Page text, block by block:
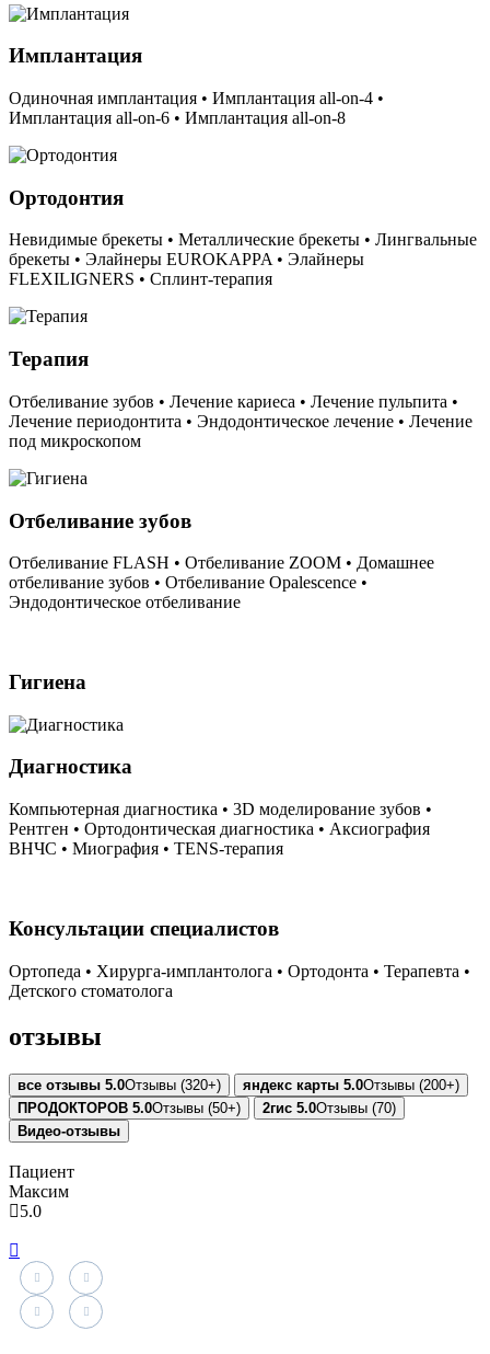
Имплантация
Одиночная имплантация • Имплантация all-on-4 •
Имплантация all-on-6 • Имплантация all-on-8
Ортодонтия
Невидимые брекеты • Металлические брекеты • Лингвальные
брекеты • Элайнеры EUROKAPPA • Элайнеры
FLEXILIGNERS • Сплинт-терапия
Терапия
Отбеливание зубов • Лечение кариеса • Лечение пульпита •
Лечение периодонтита • Эндодонтическое лечение • Лечение
под микроскопом
Отбеливание зубов
Отбеливание FLASH • Отбеливание ZOOM • Домашнее
отбеливание зубов • Отбеливание Opalescence •
Эндодонтическое отбеливание
Гигиена
Диагностика
Компьютерная диагностика • 3D моделирование зубов •
Рентген • Ортодонтическая диагностика • Аксиография
ВНЧС • Миография • TENS-терапия
Консультации специалистов
Ортопеда • Хирурга-имплантолога • Ортодонта • Терапевта •
Детского стоматолога
отзывы
все отзывы 5.0Отзывы (320+) яндекс карты 5.0Отзывы (200+)
ПРОДОКТОРОВ 5.0Отзывы (50+) 2гис 5.0Отзывы (70)
Видео-отзывы
Пациент
Максим
5.0